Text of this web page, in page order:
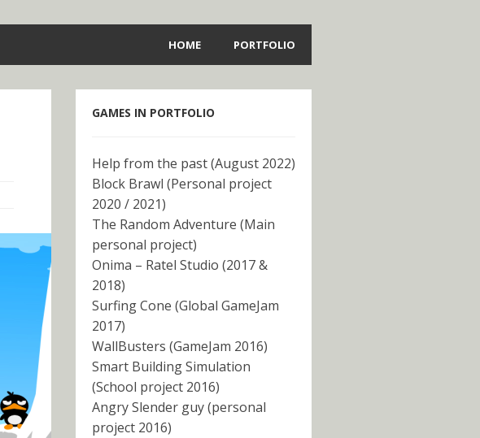
HOME PORTFOLIO
GAMES IN PORTFOLIO
Help from the past (August 2022)
Block Brawl (Personal project
2020 / 2021)
The Random Adventure (Main
personal project)
Onima – Ratel Studio (2017 &
2018)
Surfing Cone (Global GameJam
2017)
WallBusters (GameJam 2016)
Smart Building Simulation
(School project 2016)
Angry Slender guy (personal
project 2016)